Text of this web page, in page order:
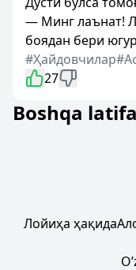
— Минг лаънат!
боядан бери
#Ҳайдовчилар
27
Boshqa
Лойиҳа ҳақида